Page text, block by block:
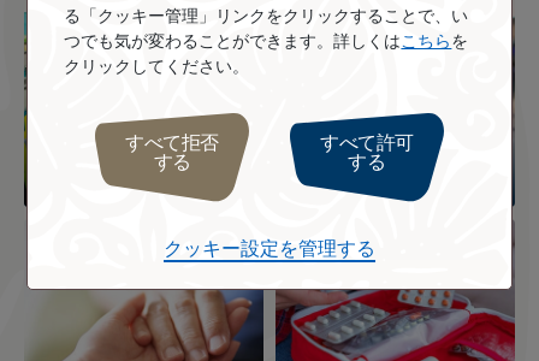
お身体の大きなお客様
お身体の不自由なお客
様へのサポート
る「クッキー管理」リンクをクリックすることで、い
つでも気が変わることができます。詳しくは こちら を
クリックしてください。
すべて拒否
する
すべて許可
する
クッキー設定を管理する